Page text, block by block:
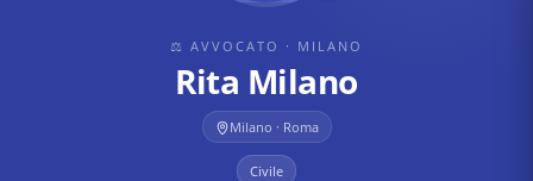
⚖ AVVOCATO · MILANO
Rita Milano
Milano · Roma
Civile